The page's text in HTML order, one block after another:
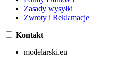
Zasady wysyłki
Zwroty i Reklamacje
Kontakt
modelarski.eu